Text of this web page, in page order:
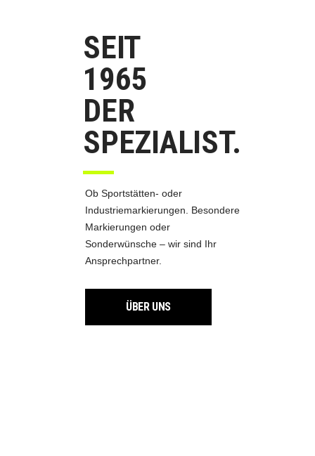
SEIT
1965
DER
SPEZIALIST.
Ob Sportstätten- oder
Industriemarkierungen. Besondere
Markierungen oder
Sonderwünsche – wir sind Ihr
Ansprechpartner.
ÜBER UNS